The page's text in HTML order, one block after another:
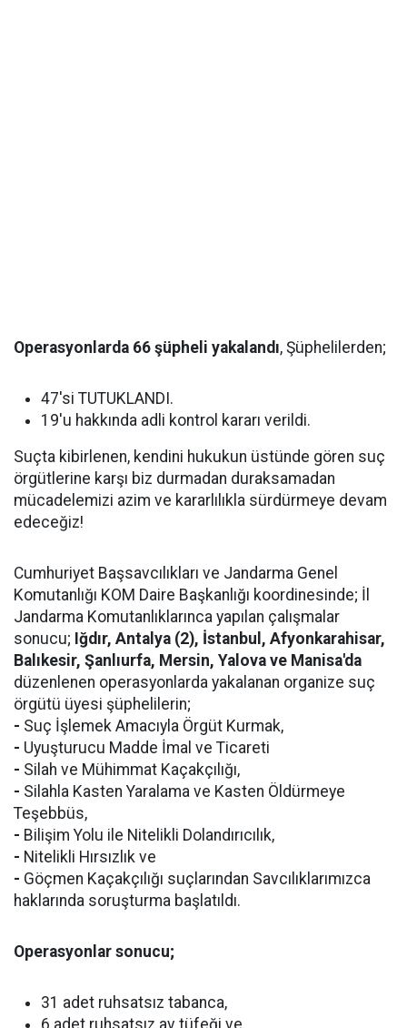
Operasyonlarda 66 şüpheli yakalandı, Şüphelilerden;
47'si TUTUKLANDI.
19'u hakkında adli kontrol kararı verildi.
Suçta kibirlenen, kendini hukukun üstünde gören suç
örgütlerine karşı biz durmadan duraksamadan
mücadelemizi azim ve kararlılıkla sürdürmeye devam
edeceğiz!
Cumhuriyet Başsavcılıkları ve Jandarma Genel
Komutanlığı KOM Daire Başkanlığı koordinesinde; İl
Jandarma Komutanlıklarınca yapılan çalışmalar
sonucu; Iğdır, Antalya (2), İstanbul, Afyonkarahisar,
Balıkesir, Şanlıurfa, Mersin, Yalova ve Manisa'da
düzenlenen operasyonlarda yakalanan organize suç
örgütü üyesi şüphelilerin;
- Suç İşlemek Amacıyla Örgüt Kurmak,
- Uyuşturucu Madde İmal ve Ticareti
- Silah ve Mühimmat Kaçakçılığı,
- Silahla Kasten Yaralama ve Kasten Öldürmeye
Teşebbüs,
- Bilişim Yolu ile Nitelikli Dolandırıcılık,
- Nitelikli Hırsızlık ve
- Göçmen Kaçakçılığı suçlarından Savcılıklarımızca
haklarında soruşturma başlatıldı.
Operasyonlar sonucu;
31 adet ruhsatsız tabanca,
6 adet ruhsatsız av tüfeği ve